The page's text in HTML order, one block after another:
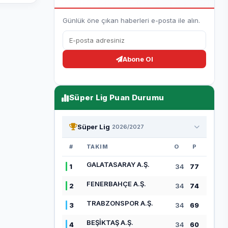
Günlük öne çıkan haberleri e-posta ile alın.
Abone Ol
Süper Lig Puan Durumu
Süper Lig 2026/2027
# TAKIM O P
1 GALATASARAY A.Ş. 34 77
2 FENERBAHÇE A.Ş. 34 74
3 TRABZONSPOR A.Ş. 34 69
4 BEŞİKTAŞ A.Ş. 34 60